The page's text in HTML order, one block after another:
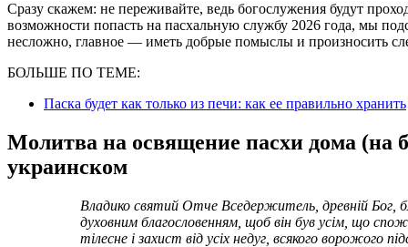
Сразу скажем: не переживайте, ведь богослужения будут
возможности попасть на пасхальную службу 2026 года, мы
несложно, главное — иметь добрые помыслы и произносить
БОЛЬШЕ ПО ТЕМЕ:
Паска будет как только из печи: как ее правильно хранить
Молитва на освящение пасхи дома (на
украинском
Владико святий Отче Вседержитель, древній Бог, благоволи освятити хліб цей Твоїм святим
духовним благословенням, щоб він був усім, що
тілесне і захист від усіх недуг, всякого ворожого